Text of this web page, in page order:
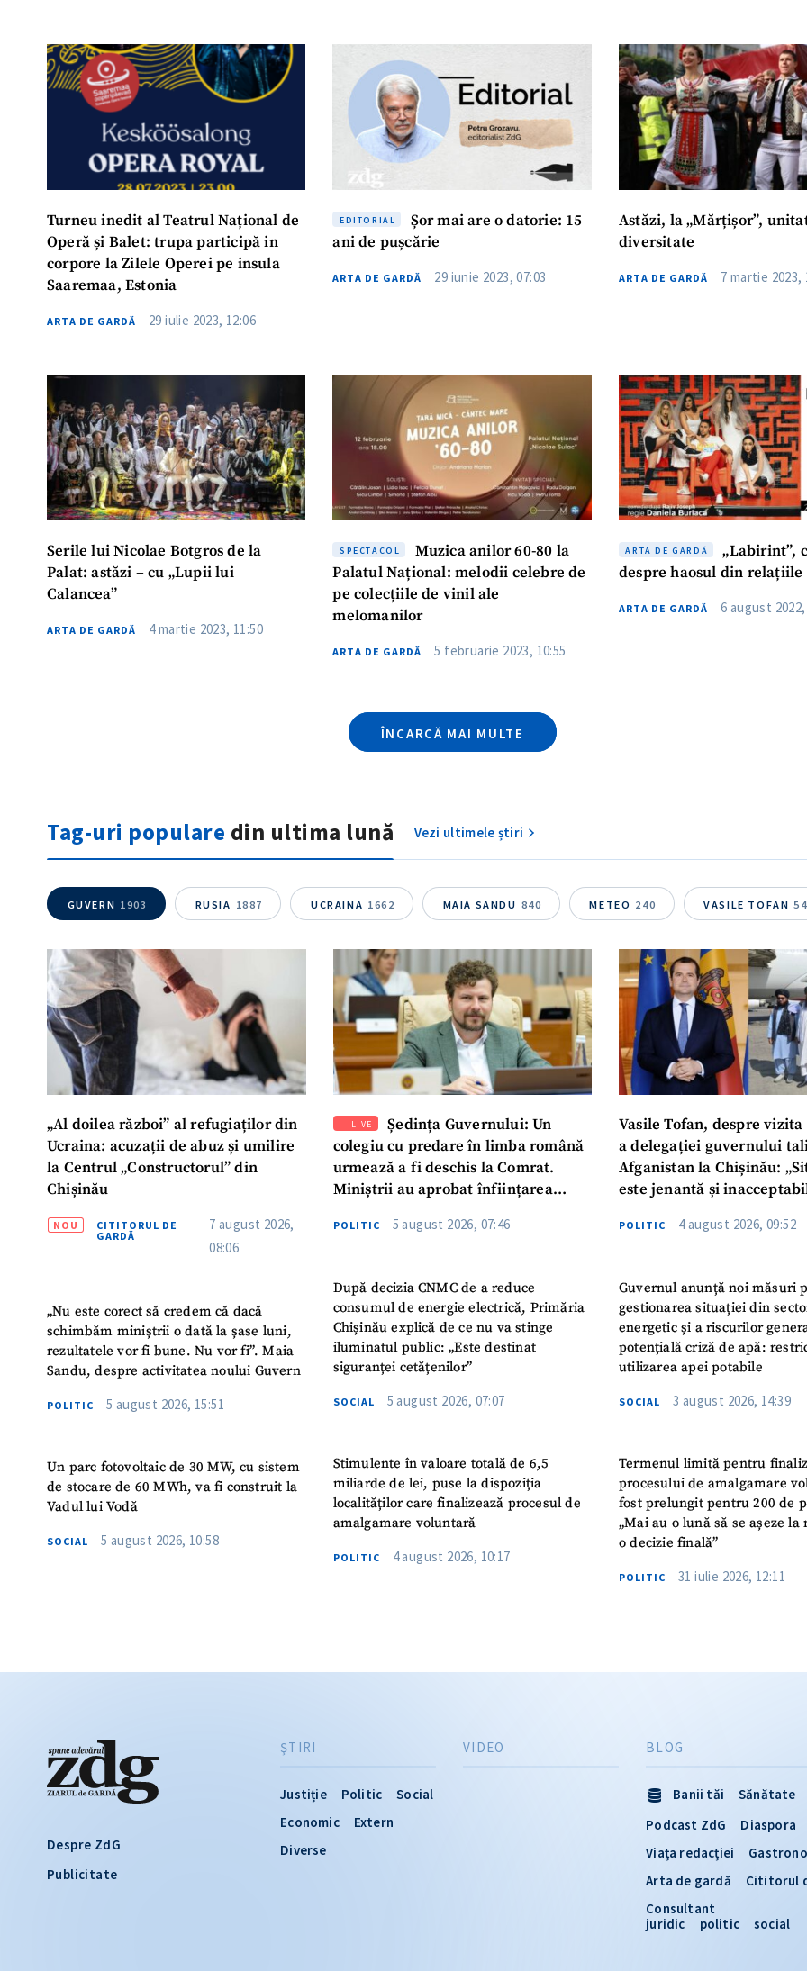
Turneu inedit al Teatrul Național de
Operă și Balet: trupa participă in
corpore la Zilele Operei pe insula
Saaremaa, Estonia
ARTA DE GARDĂ 29 iulie 2023, 12:06
EDITORIAL
Șor mai are o datorie: 15
ani de pușcărie
ARTA DE GARDĂ 29 iunie 2023, 07:03
Astăzi, la „Mărțișor”,
diversitate
ARTA DE GARDĂ 7 martie 2023,
Serile lui Nicolae Botgros de la
Palat: astăzi – cu „Lupii lui
Calancea”
ARTA DE GARDĂ 4 martie 2023, 11:50
SPECTACOL
Muzica anilor 60-80 la
Palatul Național: melodii celebre de
pe colecțiile de vinil ale
melomanilor
ARTA DE GARDĂ 5 februarie 2023, 10:55
ARTA DE GARDĂ
„Labirint”,
despre haosul din relațiile
ARTA DE GARDĂ 6 august 2022,
ÎNCARCĂ MAI MULTE
Tag-uri populare din ultima lună Vezi ultimele știri
GUVERN 1903 RUSIA 1887 UCRAINA 1662 MAIA SANDU 840 METEO 240 VASILE TOFAN 54
„Al doilea război” al refugiaților din
Ucraina: acuzații de abuz și umilire
la Centrul „Constructorul” din
Chișinău
NOU
CITITORUL DE
GARDĂ
7 august 2026,
08:06
„Nu este corect să credem că dacă
schimbăm miniștrii o dată la șase luni,
rezultatele vor fi bune. Nu vor fi”. Maia
Sandu, despre activitatea noului Guvern
POLITIC 5 august 2026, 15:51
Un parc fotovoltaic de 30 MW, cu sistem
de stocare de 60 MWh, va fi construit la
Vadul lui Vodă
SOCIAL 5 august 2026, 10:58
LIVE
Ședința Guvernului: Un
colegiu cu predare în limba română
urmează a fi deschis la Comrat.
Miniștrii au aprobat înființarea
Turc „Recep Tayyip Erdogan”
POLITIC 5 august 2026, 07:46
După decizia CNMC de a reduce
consumul de energie electrică, Primăria
Chișinău explică de ce nu va stinge
iluminatul public: „Este destinat
siguranței cetățenilor”
SOCIAL 5 august 2026, 07:07
Stimulente în valoare totală de 6,5
miliarde de lei, puse la dispoziția
localităților care finalizează procesul de
amalgamare voluntară
POLITIC 4 august 2026, 10:17
Vasile Tofan, despre vizita
a delegației guvernului
Afganistan la Chișinău:
este jenantă și
POLITIC 4 august 2026, 09:52
Guvernul anunță noi măsuri
gestionarea situației din
energetic și a riscurilor
potențială criză de apă:
utilizarea apei potabile
SOCIAL 3 august 2026, 14:39
Termenul limită pentru
procesului de amalgamare
fost prelungit pentru 200 de
„Mai au o lună să se așeze la
o decizie finală”
POLITIC 31 iulie 2026, 12:11
Despre ZdG
Publicitate
ŞTIRI
Justiție Politic
Social
Economic
Extern
Diverse
VIDEO BLOG
Banii tăi
Sănătate
Podcast ZdG
Diaspora
Viața redacției
Arta de gardă
Cititorul
Consultant
juridic
politic social
ȘTIREA MEA
Titlu știre + Adaugă titlu
Fotografie + Încarcă imagine
Link media + Link media
Mesajul știrei
CONTACT SURSĂ
Sursă anonimă
Nume + Numele
Email + Emailul
Telefon + Telefon